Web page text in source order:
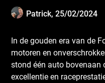
Patrick,25/02/2024
In de gouden era van de
motoren en
stond één auto bovenaan
excellentie en